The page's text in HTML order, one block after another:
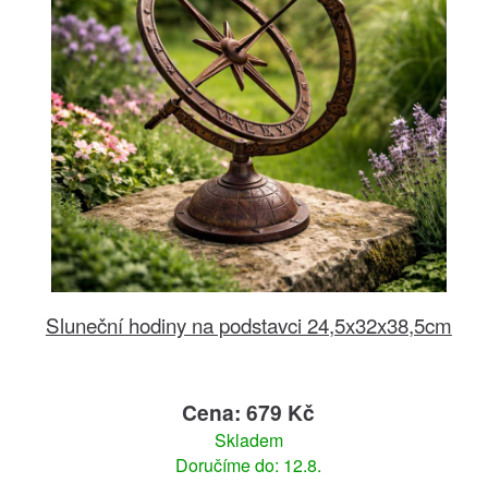
Sluneční hodiny na podstavci 24,5x32x38,5cm
Cena: 679 Kč
Skladem
Doručíme do: 12.8.